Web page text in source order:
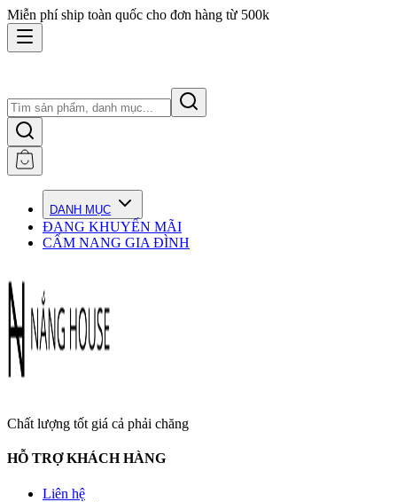
Miễn phí ship toàn quốc cho đơn hàng từ 500k
DANH MỤC
ĐANG KHUYẾN MÃI
CẨM NANG GIA ĐÌNH
Chất lượng tốt giá cả phải chăng
HỖ TRỢ KHÁCH HÀNG
Liên hệ